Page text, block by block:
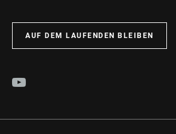
AUF DEM LAUFENDEN BLEIBEN